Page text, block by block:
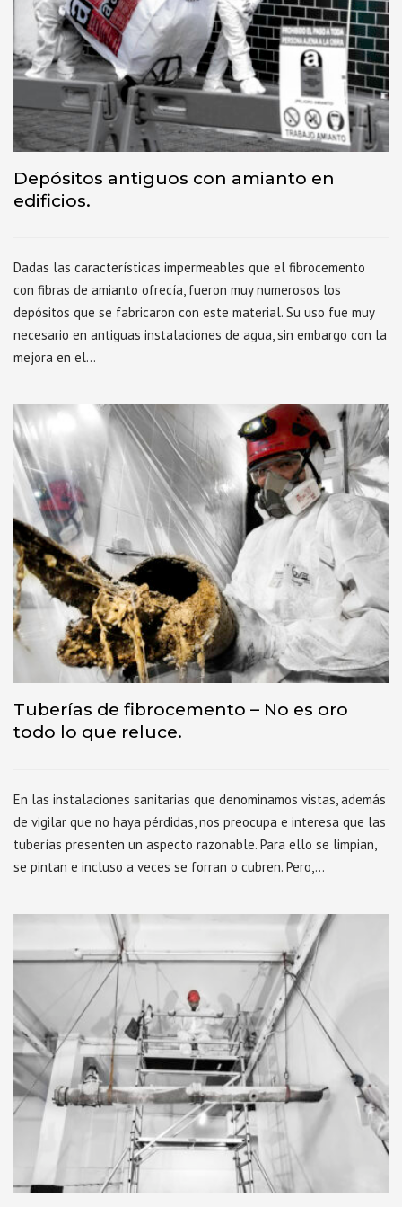
Depósitos antiguos con amianto en
edificios.
Dadas las características impermeables que el fibrocemento
con fibras de amianto ofrecía, fueron muy numerosos los
depósitos que se fabricaron con este material. Su uso fue muy
necesario en antiguas instalaciones de agua, sin embargo con la
mejora en el…
Tuberías de fibrocemento – No es oro
todo lo que reluce.
En las instalaciones sanitarias que denominamos vistas, además
de vigilar que no haya pérdidas, nos preocupa e interesa que las
tuberías presenten un aspecto razonable. Para ello se limpian,
se pintan e incluso a veces se forran o cubren. Pero,…